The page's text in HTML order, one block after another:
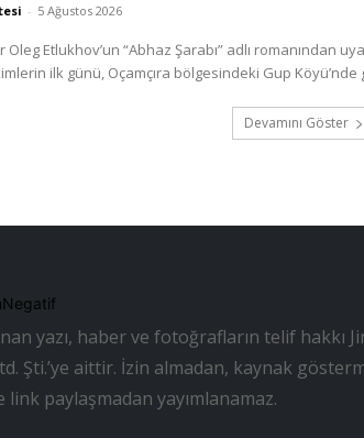
- 5 Ağustos 2026
Etlukhov’un “Abhaz Şarabı” adlı romanından
ilk günü, Oçamçıra bölgesindeki Gup Köyü’nde
Devamını Göster
yazı, haber ve fotoğrafların telif hakkı
Şti.’ye aittir. İzin almadan, kaynak
link paylaşmadan yayımlanamaz.